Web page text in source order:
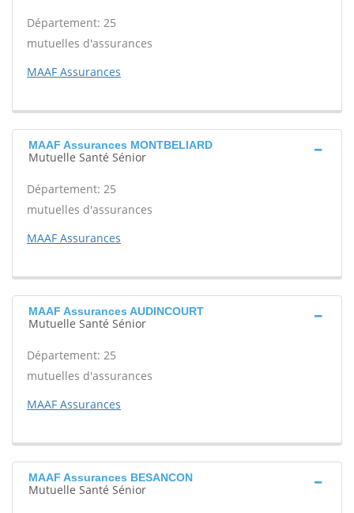
Département: 25
mutuelles d'assurances
MAAF Assurances
MAAF Assurances MONTBELIARD
Mutuelle Santé Sénior
Département: 25
mutuelles d'assurances
MAAF Assurances
MAAF Assurances AUDINCOURT
Mutuelle Santé Sénior
Département: 25
mutuelles d'assurances
MAAF Assurances
MAAF Assurances BESANCON
Mutuelle Santé Sénior